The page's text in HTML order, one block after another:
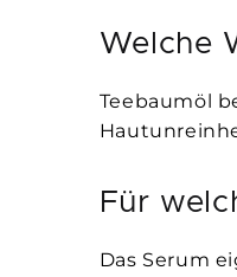
Welche
Teebaumöl
Für
Das Serum